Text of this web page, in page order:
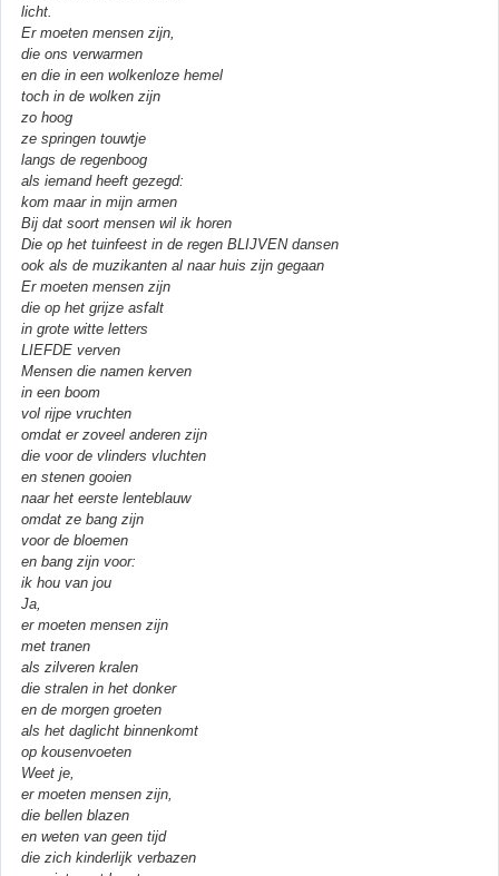
licht.
Er moeten mensen zijn,
die ons verwarmen
en die in een wolkenloze hemel
toch in de wolken zijn
zo hoog
ze springen touwtje
langs de regenboog
als iemand heeft gezegd:
kom maar in mijn armen
Bij dat soort mensen wil ik horen
Die op het tuinfeest in de regen BLIJVEN dansen
ook als de muzikanten al naar huis zijn gegaan
Er moeten mensen zijn
die op het grijze asfalt
in grote witte letters
LIEFDE verven
Mensen die namen kerven
in een boom
vol rijpe vruchten
omdat er zoveel anderen zijn
die voor de vlinders vluchten
en stenen gooien
naar het eerste lenteblauw
omdat ze bang zijn
voor de bloemen
en bang zijn voor:
ik hou van jou
Ja,
er moeten mensen zijn
met tranen
als zilveren kralen
die stralen in het donker
en de morgen groeten
als het daglicht binnenkomt
op kousenvoeten
Weet je,
er moeten mensen zijn,
die bellen blazen
en weten van geen tijd
die zich kinderlijk verbazen